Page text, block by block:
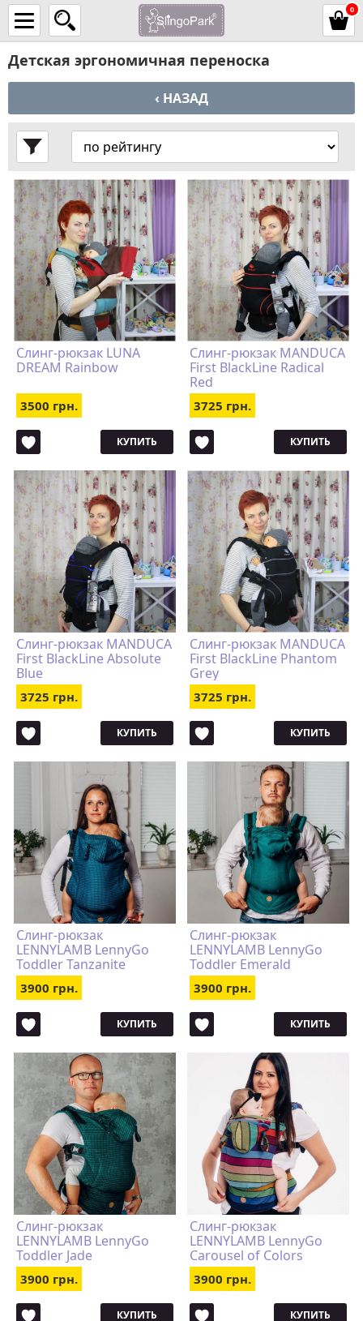
0
Детская эргономичная переноска
‹ НАЗАД
Слинг-рюкзак LUNA
DREAM Rainbow
3500 грн.
КУПИТЬ
Слинг-рюкзак MANDUCA
First BlackLine Radical
Red
3725 грн.
КУПИТЬ
Слинг-рюкзак MANDUCA
First BlackLine Absolute
Blue
3725 грн.
КУПИТЬ
Слинг-рюкзак MANDUCA
First BlackLine Phantom
Grey
3725 грн.
КУПИТЬ
Слинг-рюкзак
LENNYLAMB LennyGo
Toddler Tanzanite
3900 грн.
КУПИТЬ
Слинг-рюкзак
LENNYLAMB LennyGo
Toddler Emerald
3900 грн.
КУПИТЬ
Слинг-рюкзак
LENNYLAMB LennyGo
Toddler Jade
3900 грн.
КУПИТЬ
Слинг-рюкзак
LENNYLAMB LennyGo
Carousel of Colors
3900 грн.
КУПИТЬ